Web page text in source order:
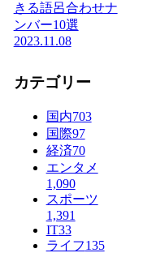
きる語呂合わせナ
ンバー10選
2023.11.08
カテゴリー
国内703
国際97
経済70
エンタメ
1,090
スポーツ
1,391
IT33
ライフ135